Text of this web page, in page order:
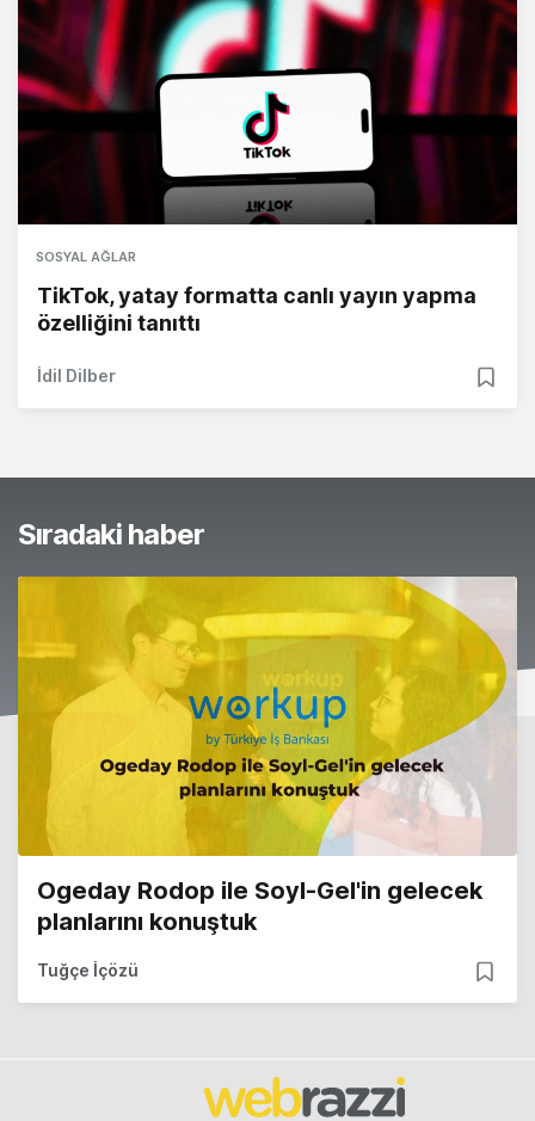
SOSYAL AĞLAR
TikTok, yatay formatta canlı yayın yapma
özelliğini tanıttı
İdil Dilber
Sıradaki haber
Ogeday Rodop ile Soyl-Gel'in gelecek
planlarını konuştuk
Tuğçe İçözü